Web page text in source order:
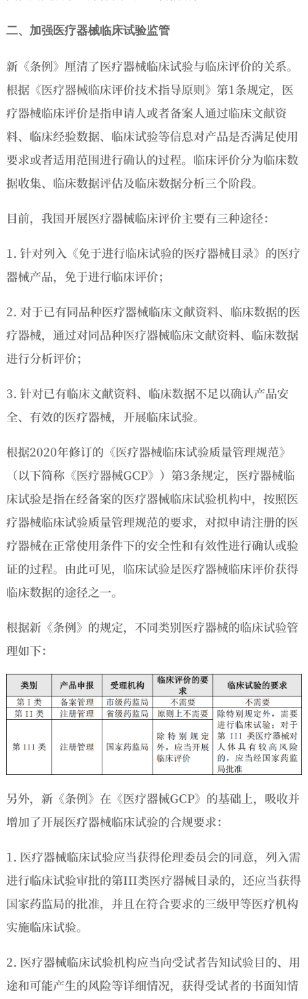
二、加强医疗器械临床试验监管
新《条例》厘清了医疗器械临床试验与临床评价的关系。
根据《医疗器械临床评价技术指导原则》第1条规定，医
疗器械临床评价是指申请人或者备案人通过临床文献资
料、临床经验数据、临床试验等信息对产品是否满足使用
要求或者适用范围进行确认的过程。临床评价分为临床数
据收集、临床数据评估及临床数据分析三个阶段。
目前，我国开展医疗器械临床评价主要有三种途径：
1. 针对列入《免于进行临床试验的医疗器械目录》的医疗
器械产品，免于进行临床评价；
2. 对于已有同品种医疗器械临床文献资料、临床数据的医
疗器械，通过对同品种医疗器械临床文献资料、临床数据
进行分析评价；
3. 针对已有临床文献资料、临床数据不足以确认产品安
全、有效的医疗器械，开展临床试验。
根据2020年修订的《医疗器械临床试验质量管理规范》
（以下简称《医疗器械GCP》）第3条规定，医疗器械临
床试验是指在经备案的医疗器械临床试验机构中，按照医
疗器械临床试验质量管理规范的要求，对拟申请注册的医
疗器械在正常使用条件下的安全性和有效性进行确认或验
证的过程。由此可见，临床试验是医疗器械临床评价获得
临床数据的途径之一。
根据新《条例》的规定，不同类别医疗器械的临床试验管
理如下：
另外，新《条例》在《医疗器械GCP》的基础上，吸收并
增加了开展医疗器械临床试验的合规要求：
1. 医疗器械临床试验应当获得伦理委员会的同意，列入需
进行临床试验审批的第III类医疗器械目录的，还应当获得
国家药监局的批准，并且在符合要求的三级甲等医疗机构
实施临床试验。
2. 医疗器械临床试验机构应当向受试者告知试验目的、用
途和可能产生的风险等详细情况，获得受试者的书面知情